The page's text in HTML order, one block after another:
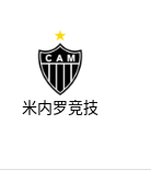
米内罗竞技